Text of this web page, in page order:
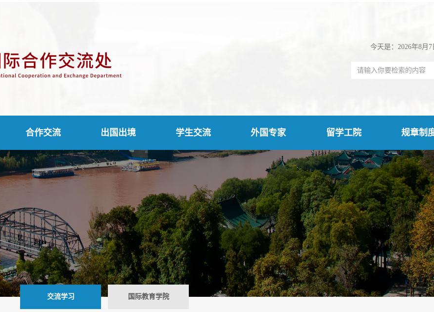
今天是：2026年8月
合作交流 出国出境 学生交流 外国专家 留学工院 规章制
交流学习 国际教育学院